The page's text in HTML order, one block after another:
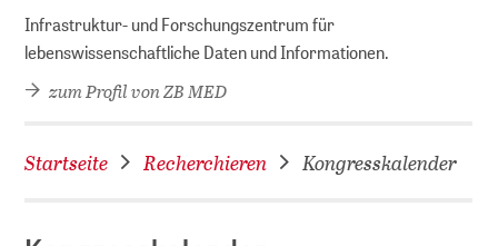
Infrastruktur- und Forschungszentrum für
lebenswissenschaftliche Daten und Informationen.
zum Profil von ZB MED
Startseite Recherchieren Kongresskalender